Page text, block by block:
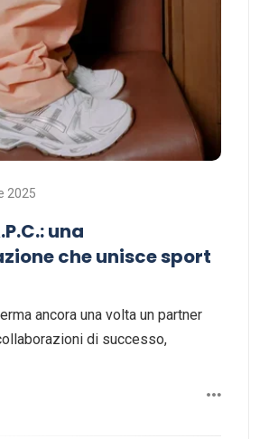
2025
una
che unisce sport
ancora una volta un partner
di successo,